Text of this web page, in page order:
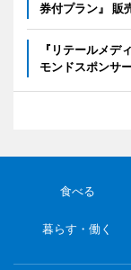
券付プラン』 販
『リテールメ
モンドスポンサ
食べる
暮らす・働く